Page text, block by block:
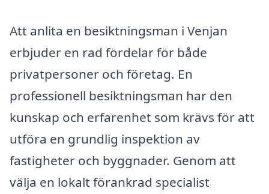
Att anlita en besiktningsman i Venjan
erbjuder en rad fördelar för både
privatpersoner och företag. En
professionell besiktningsman har den
kunskap och erfarenhet som krävs för att
utföra en grundlig inspektion av
fastigheter och byggnader. Genom att
välja en lokalt förankrad specialist